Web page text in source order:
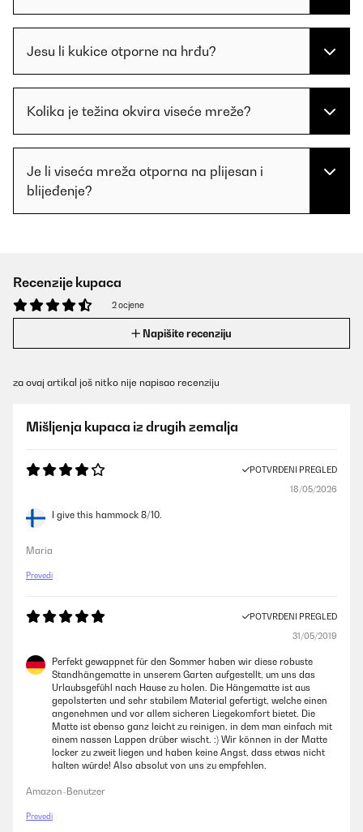
Jesu li kukice otporne na hrđu?
Kolika je težina okvira viseće mreže?
Je li visеća mreža otporna na plijesan i
blijeđenje?
Recenzije kupaca
2 ocjene
Napišite recenziju
za ovaj artikal još nitko nije napisao recenziju
Mišljenja kupaca iz drugih zemalja
POTVRĐENI PREGLED
18/05/2026
I give this hammock 8/10.
Maria
Prevedi
POTVRĐENI PREGLED
31/05/2019
Perfekt gewappnet für den Sommer haben wir diese robuste
Standhängematte in unserem Garten aufgestellt, um uns das
Urlaubsgefühl nach Hause zu holen. Die Hängematte ist aus
gepolsterten und sehr stabilem Material gefertigt, welche einen
angenehmen und vor allem sicheren Liegekomfort bietet. Die
Matte ist ebenso ganz leicht zu reinigen, in dem man einfach mit
einem nassen Lappen drüber wischt. :) Wir können in der Matte
locker zu zweit liegen und haben keine Angst, dass etwas nicht
halten würde! Also absolut von uns zu empfehlen.
Amazon-Benutzer
Prevedi